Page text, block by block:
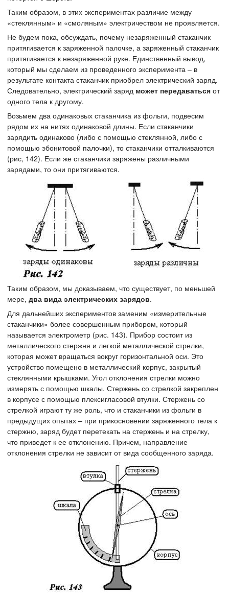
Таким образом, в этих экспериментах различие между
«стеклянным» и «смоляным» электричеством не проявляется.
Не будем пока, обсуждать, почему незаряженный стаканчик
притягивается к заряженной палочке, а заряженный стаканчик
притягивается к незаряженной руке. Единственный вывод,
который мы сделаем из проведенного эксперимента – в
результате контакта стаканчик приобрел электрический заряд.
Следовательно, электрический заряд может передаваться от
одного тела к другому.
Возьмем два одинаковых стаканчика из фольги, подвесим
рядом их на нитях одинаковой длины. Если стаканчики
зарядить одинаково (либо с помощью стеклянной, либо с
помощью эбонитовой палочки), то стаканчики отталкиваются
(рис, 142). Если же стаканчики заряжены различными
зарядами, то они притягиваются.
Таким образом, мы доказываем, что существует, по меньшей
мере, два вида электрических зарядов.
Для дальнейших экспериментов заменим «измерительные
стаканчики» более совершенным прибором, который
называется электрометр (рис. 143). Прибор состоит из
металлического стержня и легкой металлической стрелки,
которая может вращаться вокруг горизонтальной оси. Это
устройство помещено в металлический корпус, закрытый
стеклянными крышками. Угол отклонения стрелки можно
измерять с помощью шкалы. Стержень со стрелкой закреплен
в корпусе с помощью плексигласовой втулки. Стержень со
стрелкой играют ту же роль, что и стаканчики из фольги в
предыдущих опытах – при прикосновении заряженного тела к
стержню, заряд будет перетекать на стержень и на стрелку,
что приведет к ее отклонению. Причем, направление
отклонения стрелки не зависит от вида сообщенного заряда.